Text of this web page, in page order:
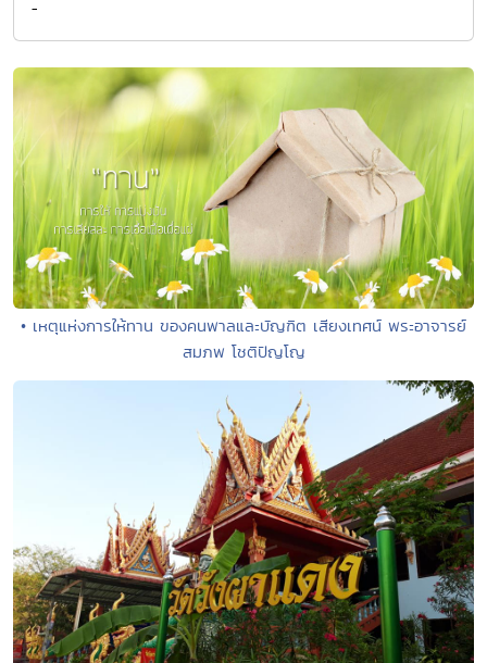
-
• เหตุแห่งการให้ทาน ของคนพาลและบัญฑิต เสียงเทศน์ พระอาจารย์
สมภพ โชติปัญโญ